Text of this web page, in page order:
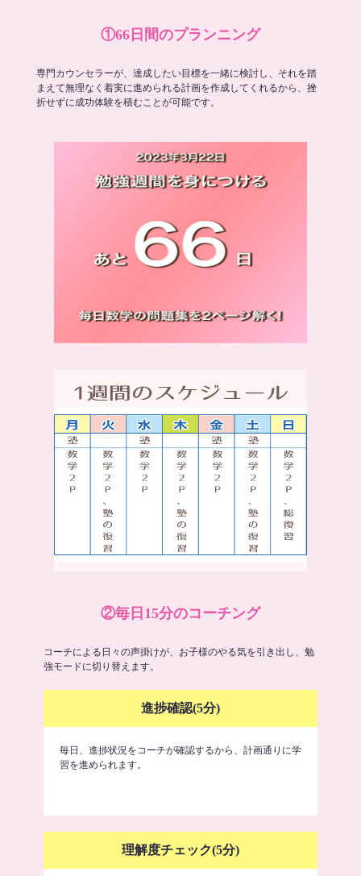
①66日間のプランニング
専門カウンセラーが、達成したい目標を一緒に検討し、それを踏
まえて無理なく着実に進められる計画を作成してくれるから、挫
折せずに成功体験を積むことが可能です。
②毎日15分のコーチング
コーチによる日々の声掛けが、お子様のやる気を引き出し、勉
強モードに切り替えます。
進捗確認(5分)
毎日、進捗状況をコーチが確認するから、計画通りに学
習を進められます。
理解度チェック(5分)